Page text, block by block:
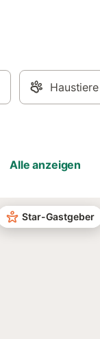
Alle anzeigen
Star-Gastgeber